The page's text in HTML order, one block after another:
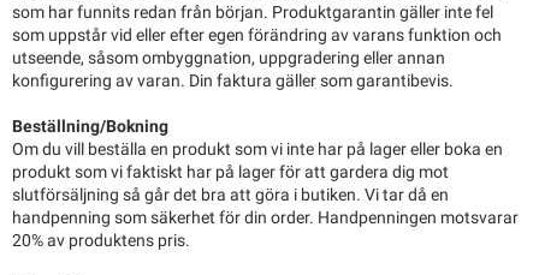
som har funnits redan från början. Produktgarantin gäller inte fel
som uppstår vid eller efter egen förändring av varans funktion och
utseende, såsom ombyggnation, uppgradering eller annan
konfigurering av varan. Din faktura gäller som garantibevis.
Beställning/Bokning
Om du vill beställa en produkt som vi inte har på lager eller boka en
produkt som vi faktiskt har på lager för att gardera dig mot
slutförsäljning så går det bra att göra i butiken. Vi tar då en
handpenning som säkerhet för din order. Handpenningen motsvarar
20% av produktens pris.